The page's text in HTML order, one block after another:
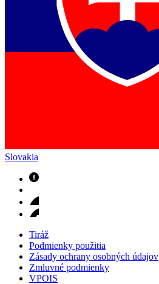
Slovakia
Tiráž
Podmienky použitia
Zásady ochrany osobných údajov
Zmluvné podmienky
VPOIS